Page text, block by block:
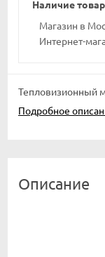
Наличие
Магазин в
Интернет-
Тепловизионный
Подробное
Описание